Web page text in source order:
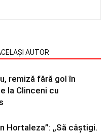
AUTOR
remiză fără gol în
la Clinceni cu
Hortaleza”: „Să câștigi.